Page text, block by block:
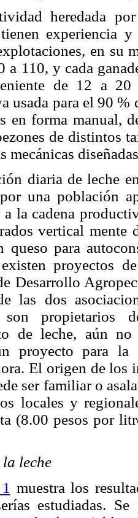
heredada
tienen experiencia
en su
a 110, y cada
de 12 a
usada para el 90 %
en forma manual,
de distintos
mecánicas
diaria de leche
una población
la cadena
vertical
queso para
proyectos
Desarrollo
las dos
son
de leche, aún
proyecto para la
El origen de los
ser familiar o
locales y
(8.00 pesos por
leche
muestra los
estudiadas.